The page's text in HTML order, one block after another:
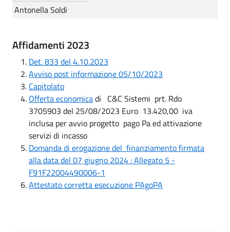
Antonella Soldi
Affidamenti 2023
Det. 833 del 4.10.2023
Avviso post informazione 05/10/2023
Capitolato
Offerta economicadi C&C Sistemi prt. Rdo
3705903 del 25/08/2023 Euro 13.420,00 iva
inclusa per avvio progetto pago Pa ed attivazione
servizi di incasso
Domanda di erogazione del finanziamento firmata
alla data del 07 giugno 2024 : Allegato 5 -
F91F22004490006-1
Attestato corretta esecuzione PAgoPA